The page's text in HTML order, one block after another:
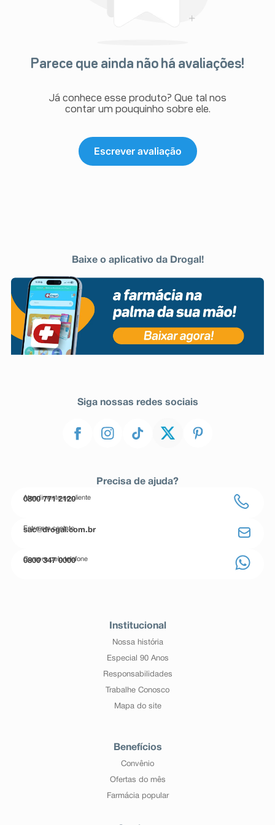
Parece que ainda não há avaliações!
Já conhece esse produto? Que tal nos
contar um pouquinho sobre ele.
Escrever avaliação
Baixe o aplicativo da Drogal!
Siga nossas redes sociais
Precisa de ajuda?
Atendimento ao cliente
0800 771 2120
Entre em contato
sac@drogal.com.br
Compre pelo telefone
0800 347 0000
Institucional
Nossa história
Especial 90 Anos
Responsabilidades
Trabalhe Conosco
Mapa do site
Benefícios
Convênio
Ofertas do mês
Farmácia popular